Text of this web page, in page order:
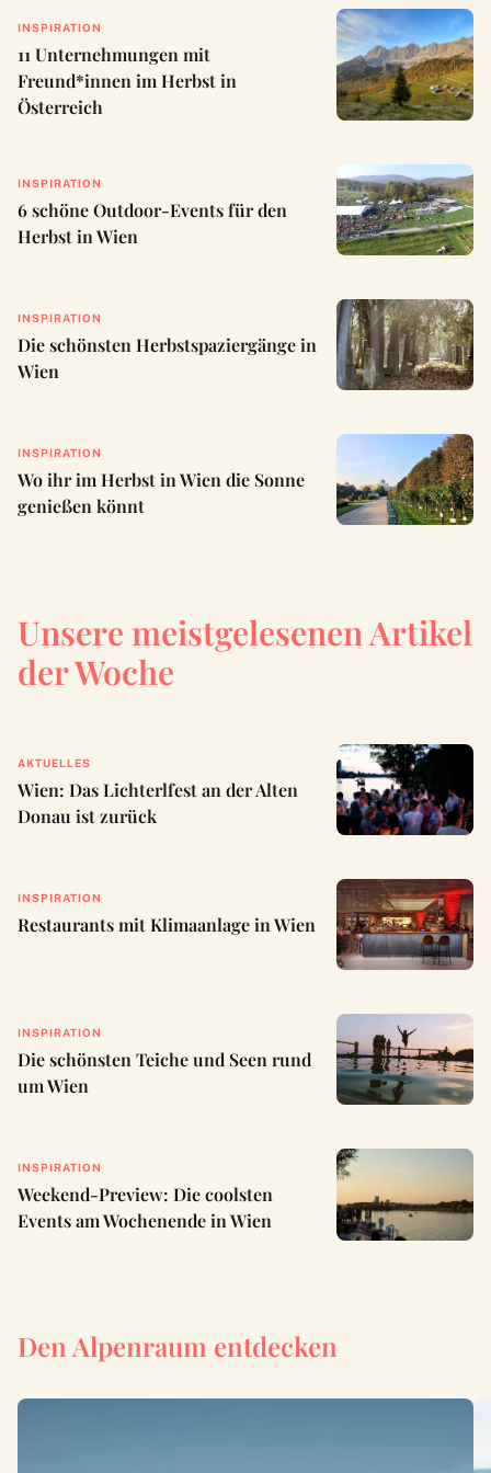
INSPIRATION
11 Unternehmungen mit
Freund*innen im Herbst in
Österreich
INSPIRATION
6 schöne Outdoor-Events für den
Herbst in Wien
INSPIRATION
Die schönsten Herbstspaziergänge in
Wien
INSPIRATION
Wo ihr im Herbst in Wien die Sonne
genießen könnt
Unsere meistgelesenen Artikel
der Woche
AKTUELLES
Wien: Das Lichterlfest an der Alten
Donau ist zurück
INSPIRATION
Restaurants mit Klimaanlage in Wien
INSPIRATION
Die schönsten Teiche und Seen rund
um Wien
INSPIRATION
Weekend-Preview: Die coolsten
Events am Wochenende in Wien
Den Alpenraum entdecken